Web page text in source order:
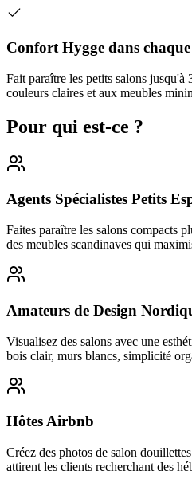
Confort Hygge dans chaque
Fait paraître les petits salons jusqu'à
couleurs claires et aux meubles
Pour qui est-ce ?
Agents Spécialistes Petits
Faites paraître les salons compacts
des meubles scandinaves qui
Amateurs de Design
Visualisez des salons avec une
bois clair, murs blancs, simplicité
Hôtes Airbnb
Créez des photos de salon
attirent les clients recherchant des